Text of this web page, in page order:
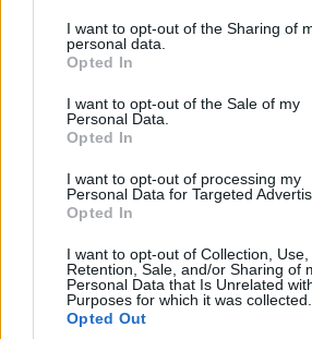
not limited to your visit or usage
grant or deny consent to Google and its
use your data for below specified
consent section.
I want to opt-out of the Sharing of
personal data.
Opted In
I want to opt-out of the Sale of my
Personal Data.
Opted In
I want to opt-out of processing my
Personal Data for Targeted
Opted In
I want to opt-out of Collection, Use,
Retention, Sale, and/or Sharing of
Personal Data that Is Unrelated
Purposes for which it was collected.
Opted Out
Η συσκευή θα διαθέτει οθόνη 2.4''
πληκτρολόγιο QWERTY με
Facebook, κάμερα 3MP, κεραία
λειτουργικό σύστημα πιθανότατα
Σύμφωνα με τηMotorola, το
για τη νέα γενιά που θέλει να